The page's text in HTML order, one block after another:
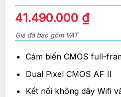
0
out
of
Giá
gốc
là:
48.990.000 ₫.
41.490.000 ₫Giá
hiện
tại
là:
Giá đã bao gồm VAT
Cảm biến CMOS full-
Dual Pixel CMOS AF II
Kết nối không dây Wifi